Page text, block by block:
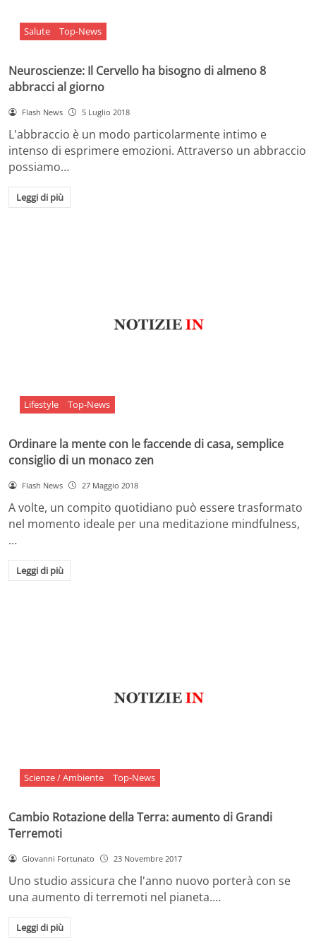
Salute Top-News
Neuroscienze: Il Cervello ha bisogno di almeno 8
abbracci al giorno
Flash News 5 Luglio 2018
L'abbraccio è un modo particolarmente intimo e
intenso di esprimere emozioni. Attraverso un abbraccio
possiamo…
Leggi di più
Lifestyle Top-News
Ordinare la mente con le faccende di casa, semplice
consiglio di un monaco zen
Flash News 27 Maggio 2018
A volte, un compito quotidiano può essere trasformato
nel momento ideale per una meditazione mindfulness,
…
Leggi di più
Scienze / Ambiente Top-News
Cambio Rotazione della Terra: aumento di Grandi
Terremoti
Giovanni Fortunato 23 Novembre 2017
Uno studio assicura che l'anno nuovo porterà con se
una aumento di terremoti nel pianeta.…
Leggi di più